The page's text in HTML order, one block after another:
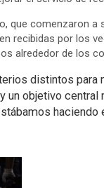
que comenzaron
recibidas por los
alrededor de los
distintos
un objetivo